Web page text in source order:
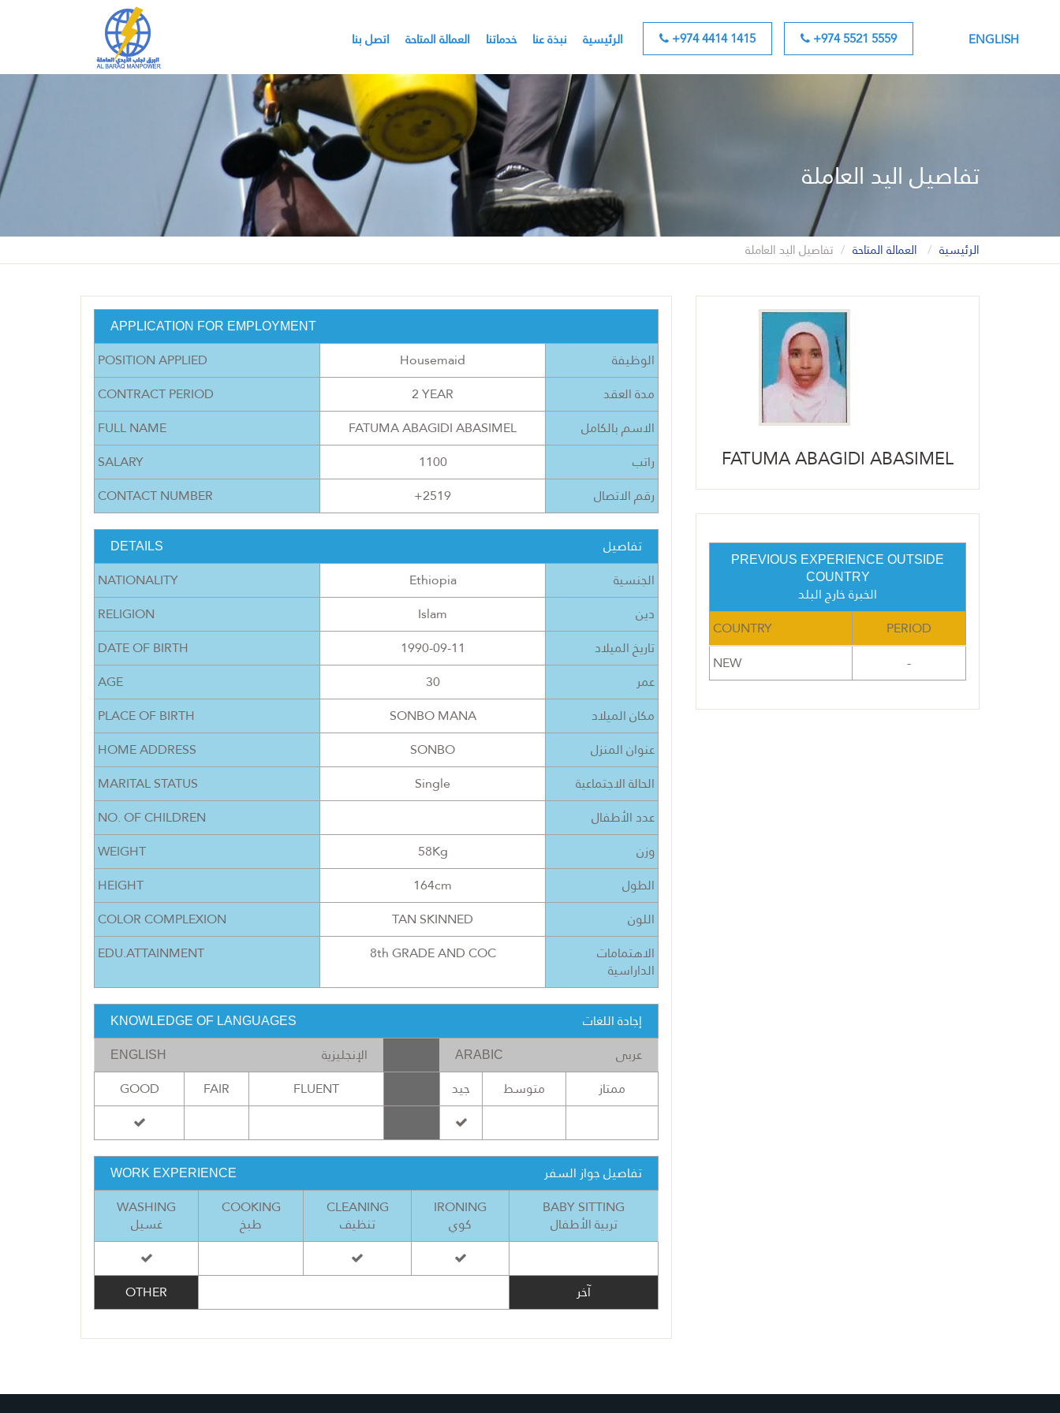
اتصل بنا العمالة المتاحة خدماتنا نبذة عنا الرئيسية +974 4414 1415 +974 5521 5559 ENGLISH
تفاصيل اليد العاملة
الرئيسية العمالة المتاحة تفاصيل اليد العاملة
APPLICATION FOR EMPLOYMENT
POSITION APPLIED Housemaid
الوظيفة
CONTRACT PERIOD
2 YEAR
مدة العقد
FULL NAME
FATUMA ABAGIDI ABASIMEL
الاسم بالكامل
SALARY
1100
راتب
CONTACT NUMBER
+2519 رقم الاتصال
DETAILS
تفاصيل
NATIONALITY
Ethiopia
الجنسية
RELIGION
Islam
دين
DATE OF BIRTH
1990-09-11
تاريخ الميلاد
AGE
30
عمر
PLACE OF BIRTH
SONBO MANA
مكان الميلاد
HOME ADDRESS
SONBO
عنوان المنزل
MARITAL STATUS
Single
الحالة الاجتماعية
NO. OF CHILDREN
عدد الأطفال
WEIGHT
58Kg
وزن
HEIGHT
164cm
الطول
COLOR COMPLEXION
TAN SKINNED
اللون
EDU.ATTAINMENT
8th GRADE AND COC الاهتمامات
الداراسية
KNOWLEDGE OF LANGUAGES إجادة اللغات
ENGLISH الإنجليزية ARABIC
عربى
GOOD
FAIR FLUENT جيد متوسط ممتاز
WORK EXPERIENCE
تفاصيل جواز السفر
WASHING
غسيل
COOKING
طبخ
CLEANING
تنظيف
IRONING
كوي
BABY SITTING
تربية الأطفال
OTHER آخر
FATUMA ABAGIDI ABASIMEL
PREVIOUS EXPERIENCE OUTSIDE
COUNTRY
الخبرة خارج البلد
COUNTRY
PERIOD
NEW
-